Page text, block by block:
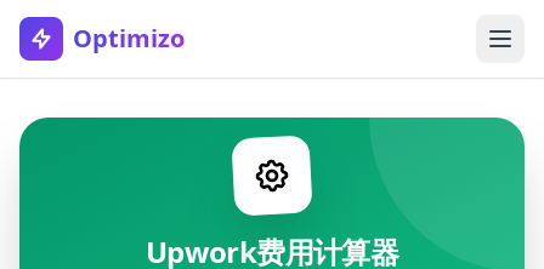
Optimizo
Upwork费用计算器